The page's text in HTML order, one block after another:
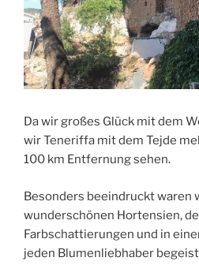
Da wir großes Glück mit dem
wir Teneriffa mit dem Tejde
100 km Entfernung sehen.
Besonders beeindruckt waren
wunderschönen Hortensien,
Farbschattierungen und in
jeden Blumenliebhaber